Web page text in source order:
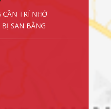
CẦN TRÍ NHỚ
SAN BẰNG